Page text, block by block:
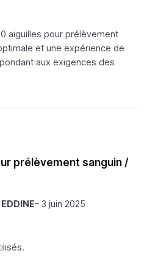
aiguilles pour prélèvement
et une expérience de
aux exigences des
prélèvement sanguin /
– 3 juin 2025